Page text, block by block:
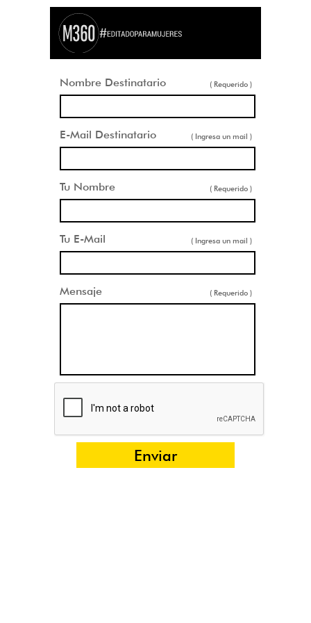
Nombre Destinatario ( Requerido )
E-Mail Destinatario ( Ingresa un mail )
Tu Nombre ( Requerido )
Tu E-Mail ( Ingresa un mail )
Mensaje ( Requerido )